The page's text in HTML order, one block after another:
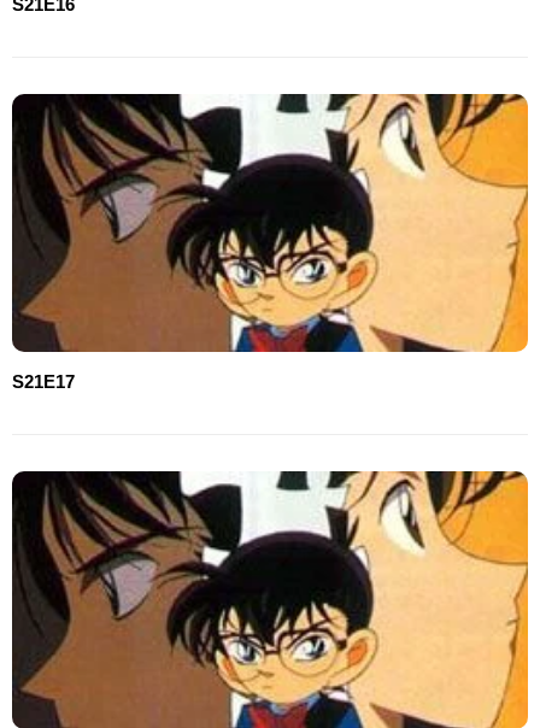
S21E16
S21E17